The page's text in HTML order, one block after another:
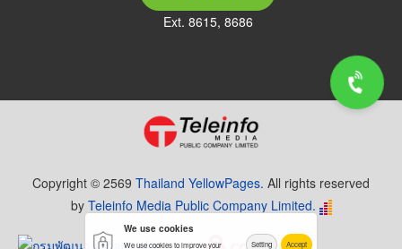
Ext. 8615, 8686
Copyright © 2569 Thailand YellowPages. All rights reserved
by Teleinfo Media Public Company Limited.
We use cookies
We use cookies to improve your Setting Accept